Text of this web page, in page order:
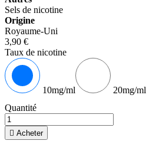
Sels de nicotine
Origine
Royaume-Uni
3,90 €
Taux de nicotine
10mg/ml
20mg/ml
Quantité
 Acheter